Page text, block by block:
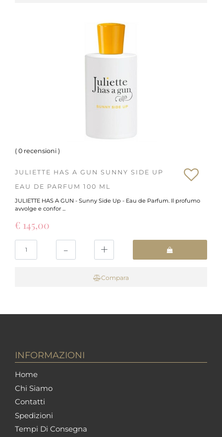
( 0 recensioni )
JULIETTE HAS A GUN SUNNY SIDE UP
EAU DE PARFUM 100 ML
JULIETTE HAS A GUN - Sunny Side Up - Eau de Parfum. Il profumo
avvolge e confor ...
€ 145,00
Compara
INFORMAZIONI
Home
Chi Siamo
Contatti
Spedizioni
Tempi Di Consegna